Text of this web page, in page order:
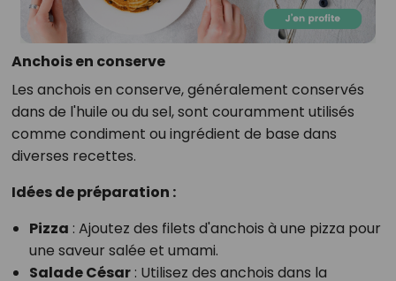
Anchois en conserve
Les anchois en conserve, généralement conservés
dans de l'huile ou du sel, sont couramment utilisés
comme condiment ou ingrédient de base dans
diverses recettes.
Idées de préparation :
Pizza : Ajoutez des filets d'anchois à une pizza pour
une saveur salée et umami.
Salade César: Utilisez des anchois dans la